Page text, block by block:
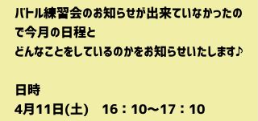
バトル練習会のお知らせが出来ていなかったの
で今月の日程と
どんなことをしているのかをお知らせいたします♪
日時
4月11日(土)　16：10～17：10